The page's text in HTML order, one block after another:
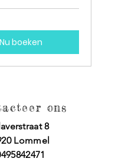
Nu boeken
ons
8
Lommel